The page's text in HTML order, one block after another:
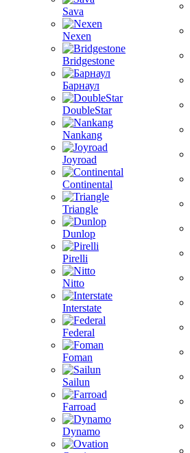
Sava
Nexen
Bridgestone
Барнаул
DoubleStar
Nankang
Joyroad
Continental
Triangle
Dunlop
Pirelli
Nitto
Interstate
Federal
Foman
Sailun
Farroad
Dynamo